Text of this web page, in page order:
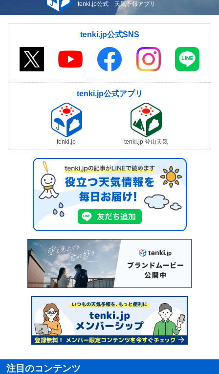
tenki.jp公式 天気予報アプリ
tenki.jp公式SNS
tenki.jp公式アプリ
tenki.jp tenki.jp 登山天気
注目のコンテンツ